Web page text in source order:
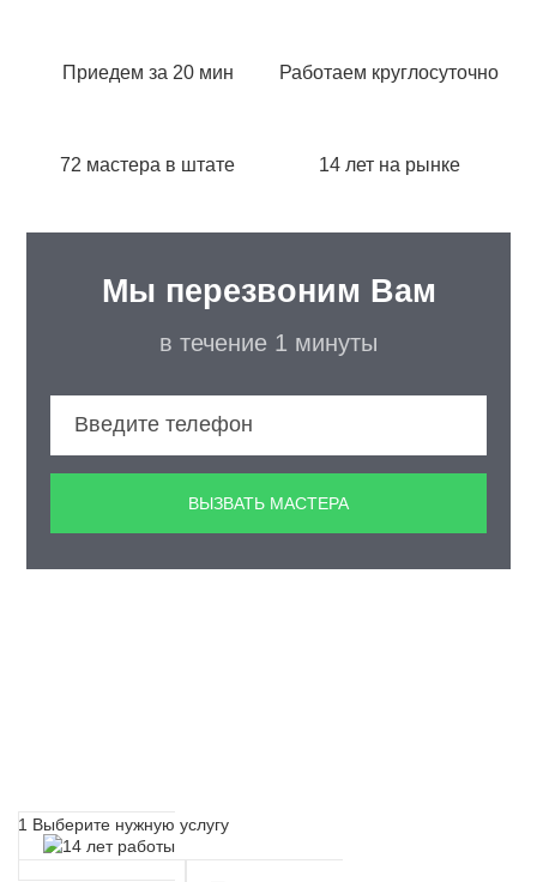
Приедем за 20 мин Работаем круглосуточно
72 мастера в штате 14 лет на рынке
Мы перезвоним Вам
в течение 1 минуты
1 Выберите нужную услугу